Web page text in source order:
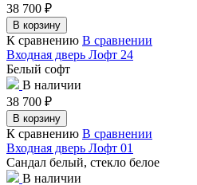
38 700 ₽
В корзину
К сравнению В сравнении
Входная дверь Лофт 24
Белый софт
В наличии
38 700 ₽
В корзину
К сравнению В сравнении
Входная дверь Лофт 01
Сандал белый, стекло белое
В наличии